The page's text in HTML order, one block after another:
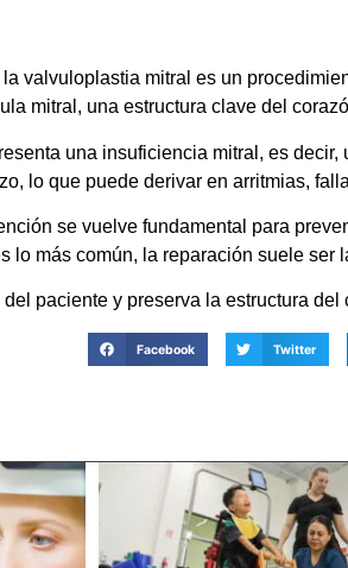
valvuloplastia mitral es un
mitral, una estructura clave del
una insuficiencia mitral, es
lo que puede derivar en arritmias,
se vuelve fundamental para
lo más común, la reparación suele ser
paciente y preserva la estructura del
Facebook Twitter